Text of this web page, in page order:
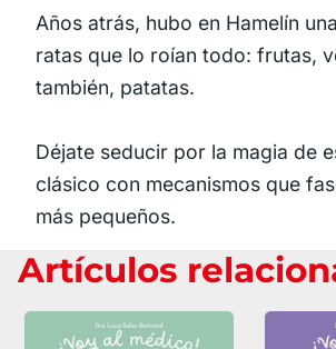
Años atrás, hubo en Hamelín
ratas que lo roían todo: frutas,
también, patatas.
Déjate seducir por la magia de
clásico con mecanismos que
más pequeños.
Artículos